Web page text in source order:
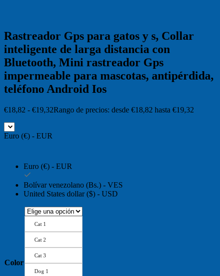
Rastreador Gps para gatos y s, Collar
inteligente de larga distancia con
Bluetooth, Mini rastreador Gps
impermeable para mascotas, antipérdida,
teléfono Android Ios
€18,82 - €19,32Rango de precios: desde €18,82 hasta €19,32
Euro (€) - EUR
Euro (€) - EUR
Bolívar venezolano (Bs.) - VES
United States dollar ($) - USD
Color
Cat 1
Cat 2
Cat 3
Dog 1